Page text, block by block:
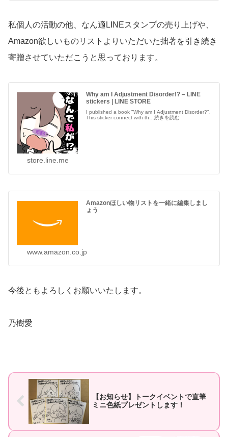
私個人の活動の他、なん適LINEスタンプの売り上げや、
Amazon欲しいものリストよりいただいた拙著を引き続き
寄贈させていただこうと思っております。
Why am I Adjustment Disorder!? – LINE
stickers | LINE STORE
I published a book "Why am I Adjustment Disorder?".
This sticker connect with th…続きを読む
store.line.me
Amazonほしい物リストを一緒に編集しまし
ょう
www.amazon.co.jp
今後ともよろしくお願いいたします。
乃樹愛
【お知らせ】トークイベントで直筆
ミニ色紙プレゼントします！